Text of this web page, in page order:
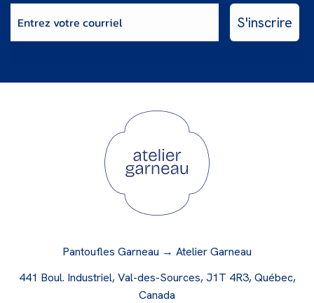
S'inscrire
Pantoufles Garneau → Atelier Garneau
441 Boul. Industriel, Val-des-Sources, J1T 4R3, Québec,
Canada